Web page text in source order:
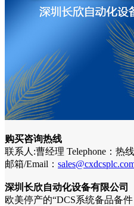
购买咨询热线
联系人:曹经理 Telephone：热
邮箱/Email：
深圳长欣自动化设备有限公司
欧美停产的“DCS系统备品备件